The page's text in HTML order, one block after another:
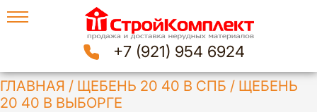
+7 (921) 954 6924
ГЛАВНАЯ / ЩЕБЕНЬ 20 40 В СПБ / ЩЕБЕНЬ
20 40 В ВЫБОРГЕ